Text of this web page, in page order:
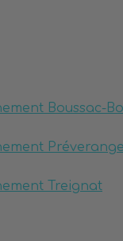
Boussac-
Treignat